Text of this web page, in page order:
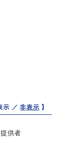
示 ／非表示 】
供者